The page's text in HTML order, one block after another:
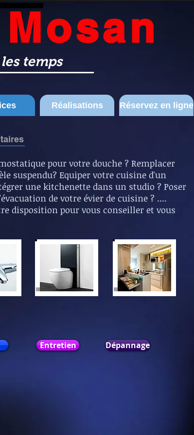
Mosan
temps
Réalisations Réservez en ligne
pour votre douche ? Remplacer
suspendu? Equiper votre cuisine d'un
une kitchenette dans un studio ? Poser
de votre évier de cuisine ? ....
disposition pour vous conseiller et vous
Entretien Dépannage